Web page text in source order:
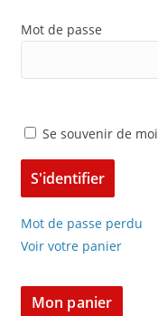
Mot de passe
Se souvenir de moi
Mot de passe perdu
Voir votre panier
Mon panier